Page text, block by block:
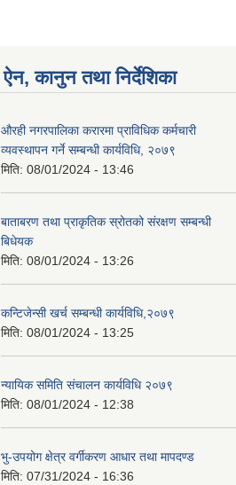
ऐन, कानुन तथा निर्देशिका
औरही नगरपालिका करारमा प्राविधिक कर्मचारी
व्यवस्थापन गर्ने सम्बन्धी कार्यविधि, २०७९
मिति: 08/01/2024 - 13:46
बाताबरण तथा प्राकृतिक स्रोतको संरक्षण सम्बन्धी
बिधेयक
मिति: 08/01/2024 - 13:26
कन्टिजेन्सी खर्च सम्बन्धी कार्यविधि,२०७९
मिति: 08/01/2024 - 13:25
न्यायिक समिति संचालन कार्यविधि २०७९
मिति: 08/01/2024 - 12:38
भु-उपयोग क्षेत्र वर्गीकरण आधार तथा मापदण्ड
मिति: 07/31/2024 - 16:36